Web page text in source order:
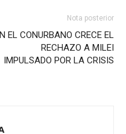
Nota posterior
EL CONURBANO CRECE EL
RECHAZO A MILEI
IMPULSADO POR LA CRISIS